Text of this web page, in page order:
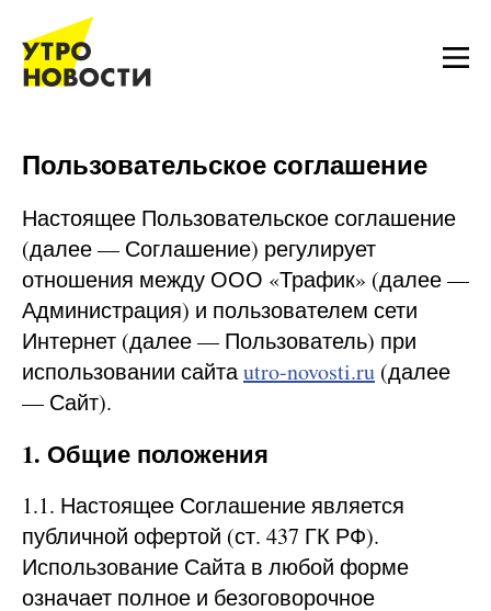
Пользовательское соглашение
Настоящее Пользовательское соглашение
(далее — Соглашение) регулирует
отношения между ООО «Трафик» (далее —
Администрация) и пользователем сети
Интернет (далее — Пользователь) при
использовании сайтаutro-novosti.ru (далее
— Сайт).
1. Общие положения
1.1. Настоящее Соглашение является
публичной офертой (ст. 437 ГК РФ).
Использование Сайта в любой форме
означает полное и безоговорочное